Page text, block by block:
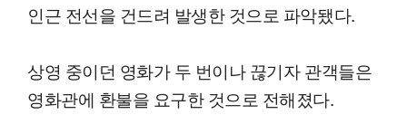
인근 전선을 건드려 발생한 것으로 파악됐다.
상영 중이던 영화가 두 번이나 끊기자 관객들은
영화관에 환불을 요구한 것으로 전해졌다.